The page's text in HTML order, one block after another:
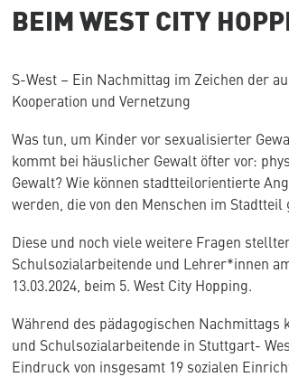
BEIM WEST CITY
S-West – Ein Nachmittag im Zeichen der
Kooperation und Vernetzung
Was tun, um Kinder vor sexualisierter
kommt bei häuslicher Gewalt öfter vor:
Gewalt? Wie können stadtteilorientierte
werden, die von den Menschen im Stadtteil
Diese und noch viele weitere Fragen
Schulsozialarbeitende und Lehrer*innen
13.03.2024, beim 5. West City Hopping.
Während des pädagogischen Nachmittags
und Schulsozialarbeitende in Stuttgart-
Eindruck von insgesamt 19 sozialen